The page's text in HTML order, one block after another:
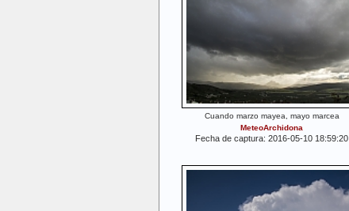
Cuando marzo mayea, mayo marcea
MeteoArchidona
Fecha de captura: 2016-05-10 18:59:20